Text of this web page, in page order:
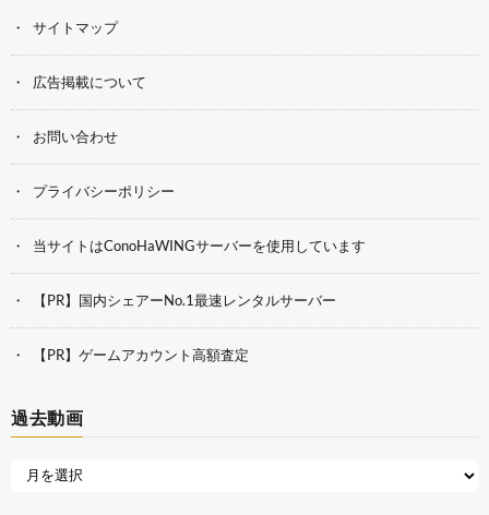
サイトマップ
広告掲載について
お問い合わせ
プライバシーポリシー
当サイトはConoHaWINGサーバーを使用しています
【PR】国内シェアーNo.1最速レンタルサーバー
【PR】ゲームアカウント高額査定
過去動画